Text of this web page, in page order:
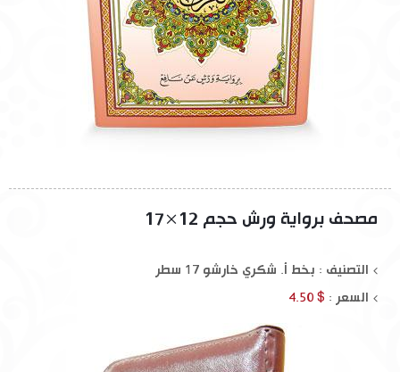
مصحف برواية ورش حجم 12×17
التصنيف : بخط أ. شكري خارشو 17 سطر
السعر : $ 4.50